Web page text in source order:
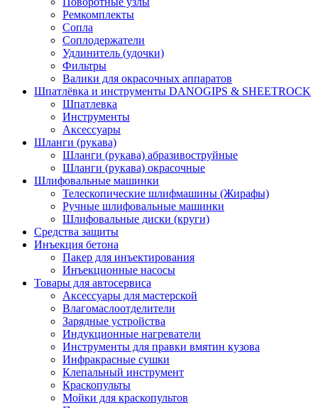
Ремкомплекты
Сопла
Соплодержатели
Удлинитель (удочки)
Фильтры
Валики для окрасочных аппаратов
Шпатлёвка и инструменты DANOGIPS & SHEETROCK
Шпатлевка
Инструменты
Аксессуары
Шланги (рукава)
Шланги (рукава) абразивоструйные
Шланги (рукава) окрасочные
Шлифовальные машинки
Телескопические шлифмашины (Жирафы)
Ручные шлифовальные машинки
Шлифовальные диски (круги)
Средства защиты
Инъекция бетона
Пакер для инъектирования
Инъекционные насосы
Товары для автосервиса
Аксессуары для мастерской
Влагомаслоотделители
Зарядные устройства
Индукционные нагреватели
Инструменты для правки вмятин кузова
Инфракрасные сушки
Клепальный инструмент
Краскопульты
Мойки для краскопультов